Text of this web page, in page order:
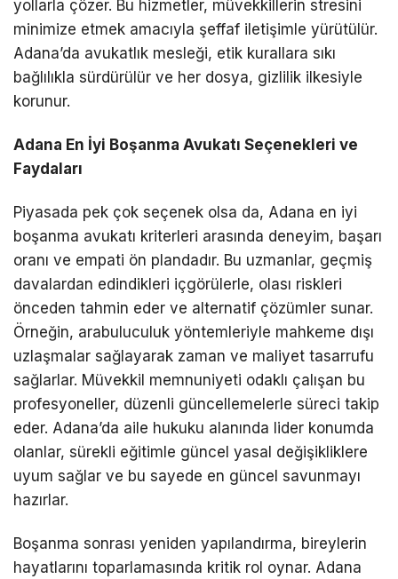
yollarla çözer. Bu hizmetler, müvekkillerin stresini
minimize etmek amacıyla şeffaf iletişimle yürütülür.
Adana’da avukatlık mesleği, etik kurallara sıkı
bağlılıkla sürdürülür ve her dosya, gizlilik ilkesiyle
korunur.
Adana En İyi Boşanma Avukatı Seçenekleri ve
Faydaları
Piyasada pek çok seçenek olsa da, Adana en iyi
boşanma avukatı kriterleri arasında deneyim, başarı
oranı ve empati ön plandadır. Bu uzmanlar, geçmiş
davalardan edindikleri içgörülerle, olası riskleri
önceden tahmin eder ve alternatif çözümler sunar.
Örneğin, arabuluculuk yöntemleriyle mahkeme dışı
uzlaşmalar sağlayarak zaman ve maliyet tasarrufu
sağlarlar. Müvekkil memnuniyeti odaklı çalışan bu
profesyoneller, düzenli güncellemelerle süreci takip
eder. Adana’da aile hukuku alanında lider konumda
olanlar, sürekli eğitimle güncel yasal değişikliklere
uyum sağlar ve bu sayede en güncel savunmayı
hazırlar.
Boşanma sonrası yeniden yapılandırma, bireylerin
hayatlarını toparlamasında kritik rol oynar. Adana